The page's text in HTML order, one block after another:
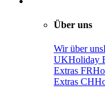
Über uns
Wir über uns
UKHoliday
Extras FR
Extras CH